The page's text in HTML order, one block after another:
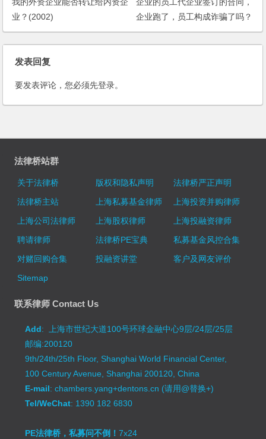
我的外资企业能否转让给内资企
业？(2002)
企业的员工代企业签订的合同，
企业跑了，员工构成诈骗了吗？
发表回复
要发表评论，您必须先登录。
法律桥站群
关于法律桥 版权和隐私声明
法律桥严正声明
法律桥主站
上海私募基金律师
上海投资并购律师
上海公司法律师
上海股权律师
上海投融资律师
聘请律师
法律桥PE宝典
私募基金风控合集
对赌回购合集
投融资讲堂
客户及网友评价
Sitemap
联系律师 Contact Us
Add: 上海市世纪大道100号环球金融中心9层/24层/25层
邮编:200120
9th/24th/25th Floor, Shanghai World Financial Center,
100 Century Avenue, Shanghai 200120, China
E-mail: chambers.yang+dentons.cn (请用@替换+)
Tel/WeChat: 1390 182 6830
PE法律桥，私募问不倒！7x24